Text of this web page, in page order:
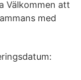
Välkommen att
med